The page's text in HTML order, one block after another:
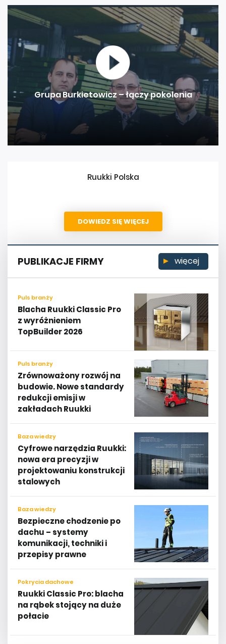
Grupa Burkietowicz – łączy pokolenia
Ruukki Polska
DOWIEDZ SIĘ WIĘCEJ
PUBLIKACJE FIRMY więcej
Puls branży
Blacha Ruukki Classic Pro
z wyróżnieniem
TopBuilder 2026
Puls branży
Zrównoważony rozwój na
budowie. Nowe standardy
redukcji emisji w
zakładach Ruukki
Baza wiedzy
Cyfrowe narzędzia Ruukki:
nowa era precyzji w
projektowaniu konstrukcji
stalowych
Baza wiedzy
Bezpieczne chodzenie po
dachu – systemy
komunikacji, techniki i
przepisy prawne
Pokrycia dachowe
Ruukki Classic Pro: blacha
na rąbek stojący na duże
połacie